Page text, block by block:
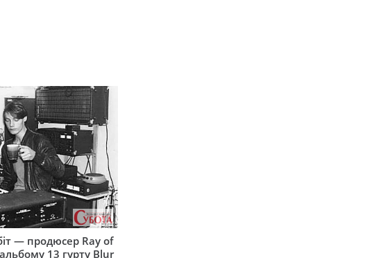
— продюсер Ray of
13 гурту Blur